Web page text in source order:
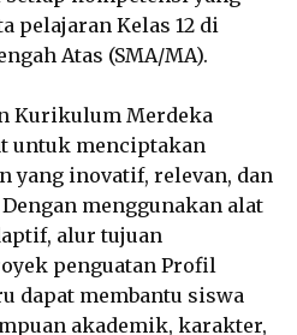
pelajaran Kelas 12 di
Atas (SMA/MA).
Kurikulum Merdeka
untuk menciptakan
yang inovatif, relevan, dan
menggunakan alat
alur tujuan
penguatan Profil
dapat membantu siswa
akademik, karakter,